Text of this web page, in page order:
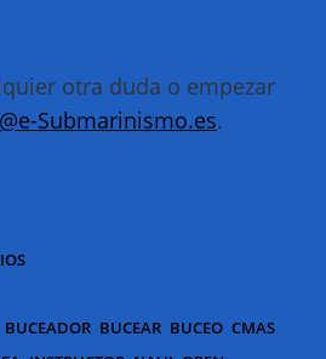
otra duda o empezar
Submarinismo.es.
BUCEADOR BUCEAR BUCEO CMAS